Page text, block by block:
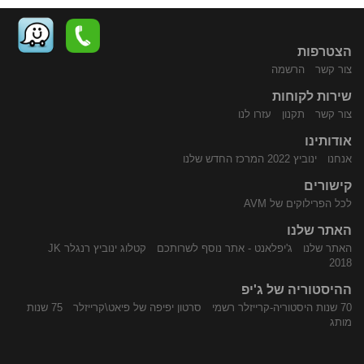
הצטרפות
צור קשר הרשמה
שירות לקוחות
צור קשר תקנון עזרו לנו
אודותינו
אנחנו ינוביץ 2022 המרכז החדש שלנו
קישורים
לכל הפרילוקים של AVM
האתר שלנו
האתר שלנו ג'יפלאנט - אתר נוסף לשרותכם
קטלוג ינוביץ רנגלר JK
2018
ההיסטוריה של ג'יפ
70 שנות היסטוריה-קרייזלר רשמי סרטון יפיפה של פיאט\קרייזלר
75 שנות
מותג